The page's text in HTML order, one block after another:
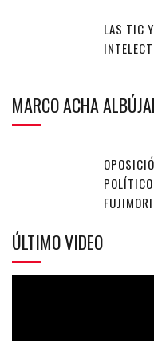
LAS TIC
MARCO ACHA
ÚLTIMO VIDEO